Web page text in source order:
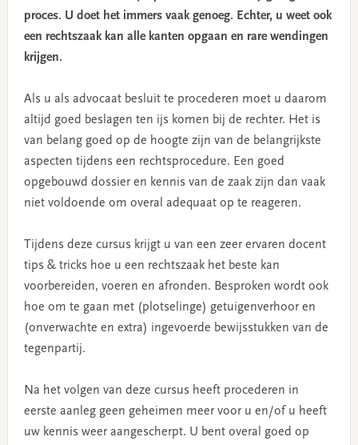
proces. U doet het immers vaak genoeg. Echter, u weet ook
een rechtszaak kan alle kanten opgaan en rare wendingen
krijgen.
Als u als advocaat besluit te procederen moet u daarom
altijd goed beslagen ten ijs komen bij de rechter. Het is
van belang goed op de hoogte zijn van de belangrijkste
aspecten tijdens een rechtsprocedure. Een goed
opgebouwd dossier en kennis van de zaak zijn dan vaak
niet voldoende om overal adequaat op te reageren.
Tijdens deze cursus krijgt u van een zeer ervaren docent
tips & tricks hoe u een rechtszaak het beste kan
voorbereiden, voeren en afronden. Besproken wordt ook
hoe om te gaan met (plotselinge) getuigenverhoor en
(onverwachte en extra) ingevoerde bewijsstukken van de
tegenpartij.
Na het volgen van deze cursus heeft procederen in
eerste aanleg geen geheimen meer voor u en/of u heeft
uw kennis weer aangescherpt. U bent overal goed op